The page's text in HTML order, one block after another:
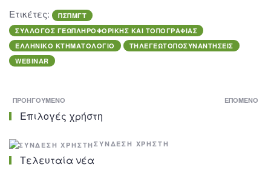
Ετικέτες:
ΠΣΠΜΓΤ
ΣΥΛΛΟΓΟΣ ΓΕΩΠΛΗΡΟΦΟΡΙΚΗΣ ΚΑΙ ΤΟΠΟΓΡΑΦΙΑΣ
ΕΛΛΗΝΙΚΟ ΚΤΗΜΑΤΟΛΟΓΙΟ
ΤΗΛΕΓΕΩΤΟΠΟΣΥΝΑΝΤΗΣΕΙΣ
WEBINAR
ΠΡΟΗΓΟΎΜΕΝΟ ΕΠΌΜΕΝΟ
Επιλογές χρήστη
ΣΎΝΔΕΣΗ ΧΡΉΣΤΗ
Τελευταία νέα